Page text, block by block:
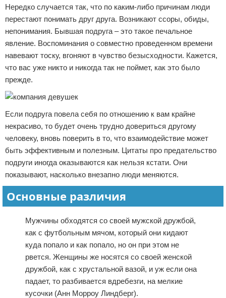
Нередко случается так, что по каким-либо причинам люди
перестают понимать друг друга. Возникают ссоры, обиды,
непонимания. Бывшая подруга – это такое печальное
явление. Воспоминания о совместно проведенном времени
навевают тоску, вгоняют в чувство безысходности. Кажется,
что вас уже никто и никогда так не поймет, как это было
прежде.
Если подруга повела себя по отношению к вам крайне
некрасиво, то будет очень трудно довериться другому
человеку, вновь поверить в то, что взаимодействие может
быть эффективным и полезным. Цитаты про предательство
подруги иногда оказываются как нельзя кстати. Они
показывают, насколько внезапно люди меняются.
Основные различия
Мужчины обходятся со своей мужской дружбой,
как с футбольным мячом, который они кидают
куда попало и как попало, но он при этом не
рвется. Женщины же носятся со своей женской
дружбой, как с хрустальной вазой, и уж если она
падает, то разбивается вдребезги, на мелкие
кусочки (Анн Морроу Линдберг).